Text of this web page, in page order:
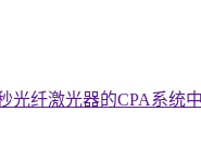
光纤激光器的CPA系统